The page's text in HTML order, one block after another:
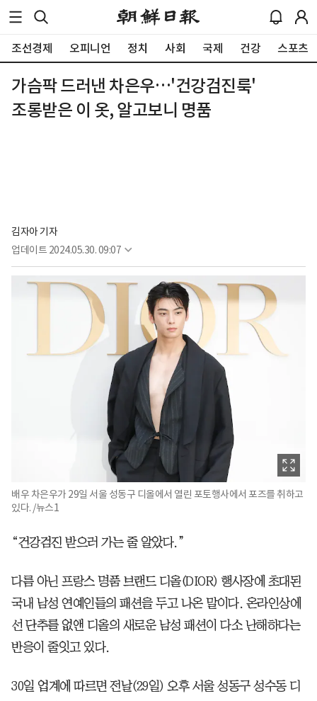
조선경제 오피니언 정치 사회 국제 건강 스포츠
가슴팍 드러낸 차은우…'건강검진룩'
조롱받은 이 옷, 알고보니 명품
김자아 기자
업데이트 2024.05.30. 09:07
배우 차은우가 29일 서울 성동구 디올에서 열린 포토행사에서 포즈를 취하고
있다. /뉴스1
“건강검진 받으러 가는 줄 알았다.”
다름 아닌 프랑스 명품 브랜드 디올(DIOR) 행사장에 초대된
국내 남성 연예인들의 패션을 두고 나온 말이다. 온라인상에
선 단추를 없앤 디올의 새로운 남성 패션이 다소 난해하다는
반응이 줄잇고 있다.
30일 업계에 따르면 전날(29일) 오후 서울 성동구 성수동 디